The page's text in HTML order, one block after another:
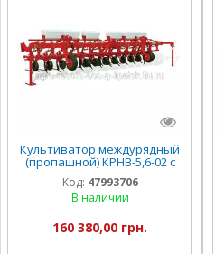
Культиватор междурядный
(пропашной) КРНВ-5,6-02 с
системой внесения
удобрений
Код: 47993706
В наличии
160 380,00 грн.